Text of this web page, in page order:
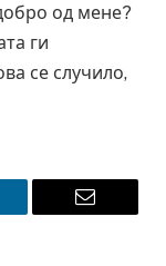
од мене?
ги
се случило,
Email